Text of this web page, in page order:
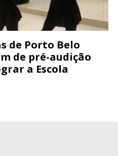
de Porto Belo
de pré-audição
a Escola